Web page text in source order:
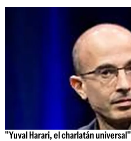
"Yuval Harari, el charlatán universal"